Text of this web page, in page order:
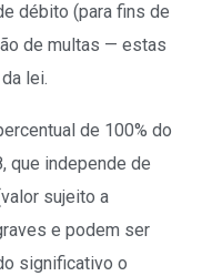
débito (para fins de
de multas — estas
lei.
de 100% do
que independe de
sujeito a
e podem ser
significativo o